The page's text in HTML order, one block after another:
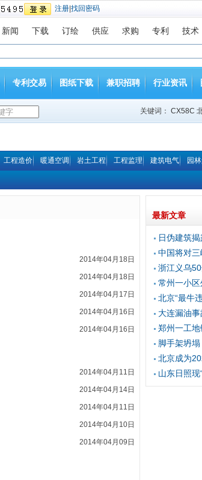
注册 找回密码
新闻 下载 订绘 供应 求购 专利 技术
专利交易 图纸下载 兼职招聘 行业资讯
关键词： CX58C
工程造价 暖通空调 岩土工程 工程监理 建筑电气 园
2014年04月18日
2014年04月18日
2014年04月17日
2014年04月16日
2014年04月16日
2014年04月11日
2014年04月14日
2014年04月11日
2014年04月10日
2014年04月09日
最新文章
日伪建筑
中国将对
浙江义乌
常州一小
北京“最牛
大连漏油
郑州一工
脚手架坍
北京成为
山东日照现